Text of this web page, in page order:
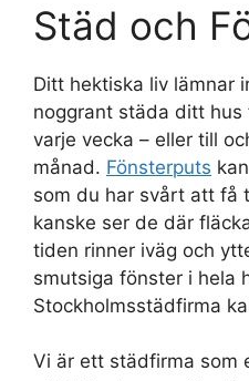
Städ och
Ditt hektiska liv lämnar
noggrant städa ditt
varje vecka – eller till
månad. Fönsterputs
som du har svårt att få
kanske ser de där
tiden rinner iväg och
smutsiga fönster i hela
Stockholmsstädfirma
Vi är ett städfirma som